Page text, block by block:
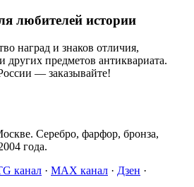
любителей истории
наград и знаков отличия,
других предметов антиквариата.
— заказывайте!
Серебро, фарфор, бронза,
года.
канал · MAX канал · Дзен ·